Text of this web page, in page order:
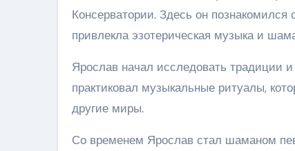
Консерватории. Здесь он
привлекла эзотерическая музыка и
Ярослав начал исследовать традиции
практиковал музыкальные ритуалы,
другие миры.
Со временем Ярослав стал шаманом